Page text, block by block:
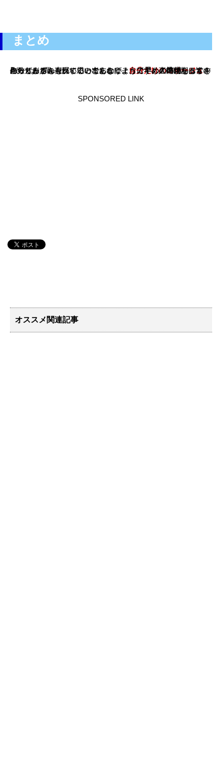
まとめ
自分らしさを表現するのであれば、自分だけのコサージュ
を作ってみるのもいい思い出になりそうです。この時期は皆さんコサージュを探していますので、お店でも人気があるものからどんどん売れていってしまうようです。直前になって｢やっぱり買いたい。｣とならないように早めの準備
をおすすめ致します。
SPONSORED LINK
オススメ関連記事